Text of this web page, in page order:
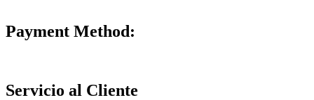
Payment Method:
Servicio al Cliente